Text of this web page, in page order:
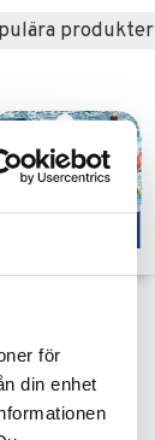
för
din enhet
produkter
kr